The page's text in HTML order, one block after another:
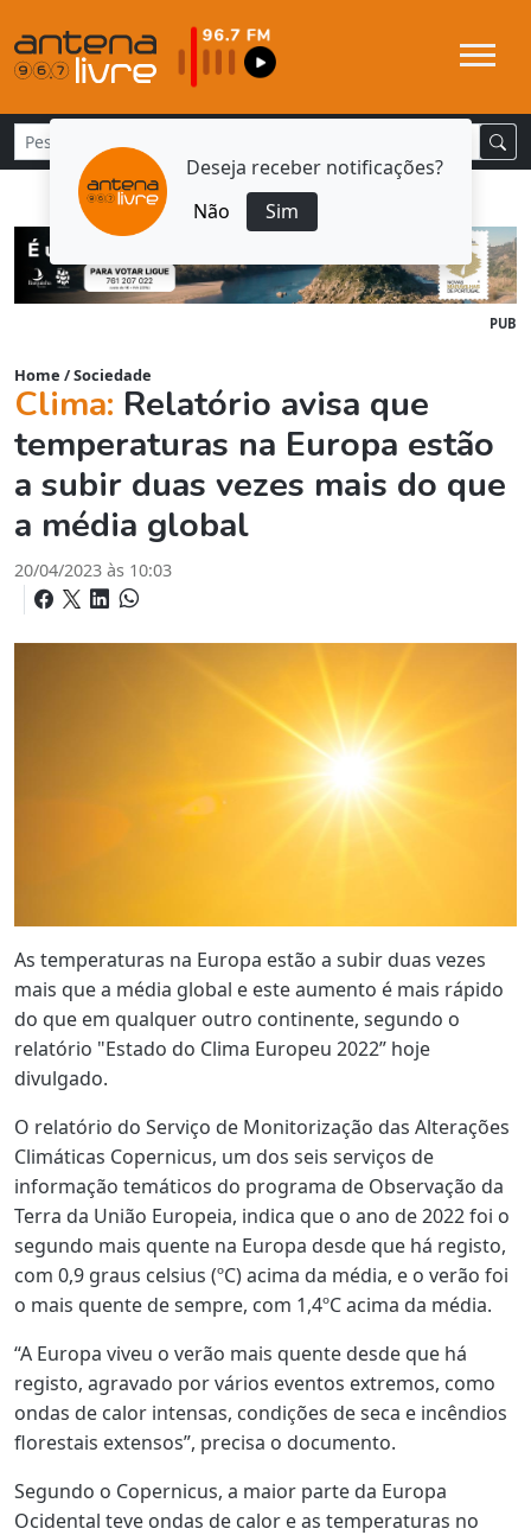
Deseja receber notificações?
Não
Sim
PUB
Home /Sociedade
Clima: Relatório avisa que
temperaturas na Europa estão
a subir duas vezes mais do que
a média global
20/04/2023 às 10:03
As temperaturas na Europa estão a subir duas vezes
mais que a média global e este aumento é mais rápido
do que em qualquer outro continente, segundo o
relatório "Estado do Clima Europeu 2022” hoje
divulgado.
O relatório do Serviço de Monitorização das Alterações
Climáticas Copernicus, um dos seis serviços de
informação temáticos do programa de Observação da
Terra da União Europeia, indica que o ano de 2022 foi o
segundo mais quente na Europa desde que há registo,
com 0,9 graus celsius (ºC) acima da média, e o verão foi
o mais quente de sempre, com 1,4ºC acima da média.
“A Europa viveu o verão mais quente desde que há
registo, agravado por vários eventos extremos, como
ondas de calor intensas, condições de seca e incêndios
florestais extensos”, precisa o documento.
Segundo o Copernicus, a maior parte da Europa
Ocidental teve ondas de calor e as temperaturas no